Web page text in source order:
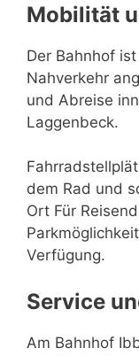
Mobilität
Der Bahnhof
Nahverkehr
und Abreise
Laggenbeck.
dem Rad und
Ort Für
Verfügung.
Service
Am Bahnhof